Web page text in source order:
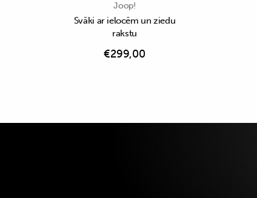
Joop!
Svāki ar ielocēm un ziedu
rakstu
€299,00